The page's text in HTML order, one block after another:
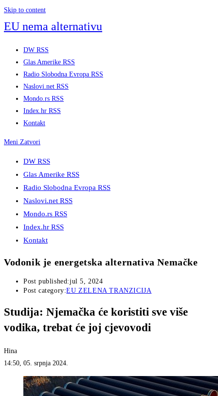
Skip to content
EU nema alternativu
DW RSS
Glas Amerike RSS
Radio Slobodna Evropa RSS
Naslovi.net RSS
Mondo.rs RSS
Index.hr RSS
Kontakt
Meni Zatvori
DW RSS
Glas Amerike RSS
Radio Slobodna Evropa RSS
Naslovi.net RSS
Mondo.rs RSS
Index.hr RSS
Kontakt
Vodonik je energetska alternativa Nemačke
Post published:jul 5, 2024
Post category:EU ZELENA TRANZICIJA
Studija: Njemačka će koristiti sve više
vodika, trebat će joj cjevovodi
Hina
14:50, 05. srpnja 2024.